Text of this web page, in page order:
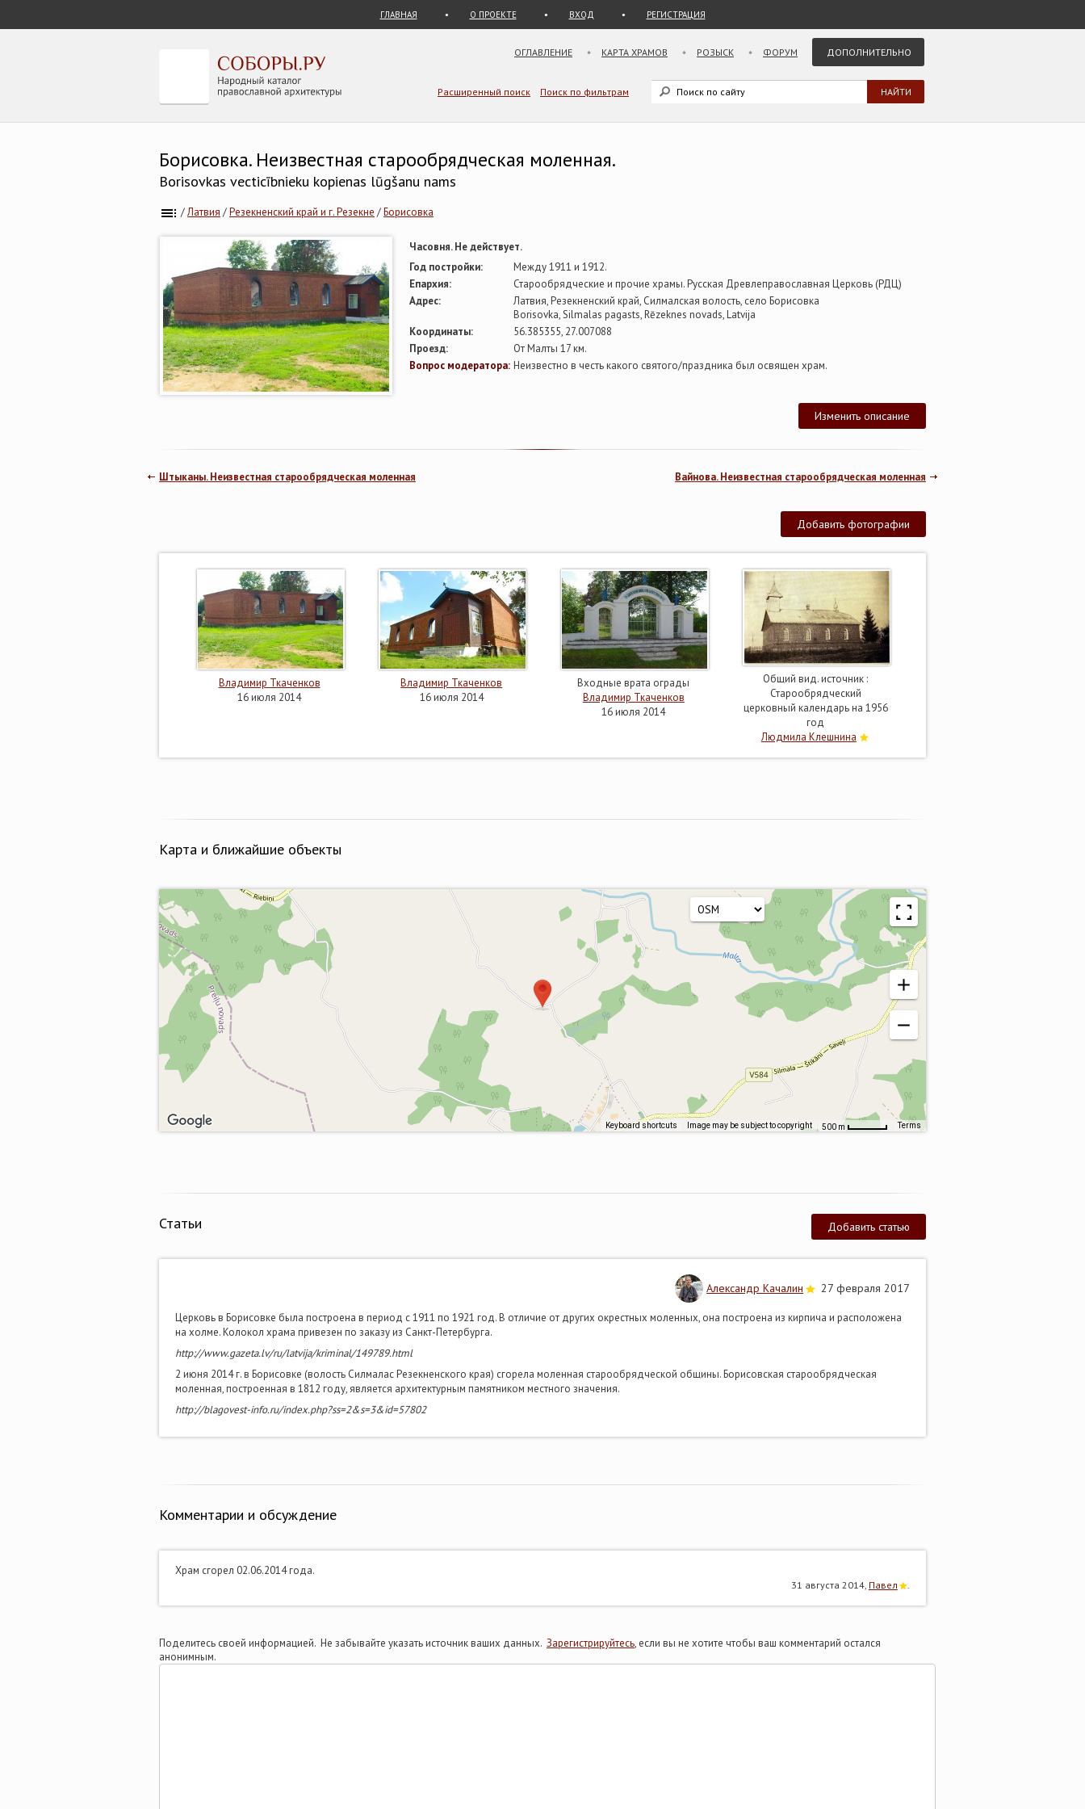
ГЛАВНАЯ О ПРОЕКТЕ ВХОД РЕГИСТРАЦИЯ
ОГЛАВЛЕНИЕ КАРТА ХРАМОВ РОЗЫСК ФОРУМ ДОПОЛНИТЕЛЬНО
Расширенный поиск Поиск по фильтрам
Борисовка. Неизвестная старообрядческая моленная.
Borisovkas vecticībnieku kopienas lūgšanu nams
/Латвия /Резекненский край и г. Резекне /Борисовка
Часовня. Не действует.
Год постройки:
Между 1911 и 1912.
Епархия:
Старообрядческие и прочие храмы. Русская Древлеправославная Церковь (РДЦ)
Адрес:
Латвия, Резекненский край, Силмалская волость, село Борисовка
Borisovka, Silmalas pagasts, Rēzeknes novads, Latvija
Координаты:
56.385355, 27.007088
Проезд:
От Малты 17 км.
Вопрос модератора: Неизвестно в честь какого святого/праздника был освящен храм.
Изменить описание
Вайнова. Неизвестная старообрядческая моленная
Штыканы. Неизвестная старообрядческая моленная
Добавить фотографии
Владимир Ткаченков
16 июля 2014
Владимир Ткаченков
16 июля 2014
Входные врата ограды
Владимир Ткаченков
16 июля 2014
Общий вид. источник :
Старообрядческий
церковный календарь на 1956
год
Людмила Клешнина
Карта и ближайшие объекты
Keyboard shortcuts Image may be subject to copyright 500 m Terms
Добавить статью
Статьи
Александр Качалин 27 февраля 2017
Церковь в Борисовке была построена в период с 1911 по 1921 год. В отличие от других окрестных моленных, она построена из кирпича и расположена
на холме. Колокол храма привезен по заказу из Санкт-Петербурга.
http://www.gazeta.lv/ru/latvija/kriminal/149789.html
2 июня 2014 г. в Борисовке (волость Силмалас Резекненского края) сгорела моленная старообрядческой общины. Борисовская старообрядческая
моленная, построенная в 1812 году, является архитектурным памятником местного значения.
http://blagovest-info.ru/index.php?ss=2&s=3&id=57802
Комментарии и обсуждение
Храм сгорел 02.06.2014 года.
31 августа 2014, Павел .
Поделитесь своей информацией. Не забывайте указать источник ваших данных. Зарегистрируйтесь, если вы не хотите чтобы ваш комментарий остался
анонимным.